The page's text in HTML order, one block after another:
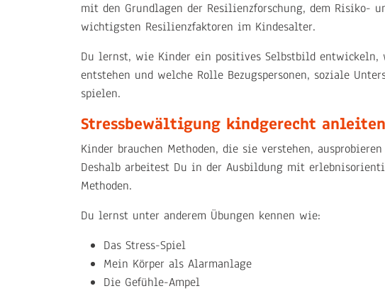
mit den Grundlagen der Resilienzforschung, dem Risiko-
wichtigsten Resilienzfaktoren im Kindesalter.
Du lernst, wie Kinder ein positives Selbstbild entwickeln,
entstehen und welche Rolle Bezugspersonen, soziale
spielen.
Stressbewältigung kindgerecht anleiten
Kinder brauchen Methoden, die sie verstehen,
Deshalb arbeitest Du in der Ausbildung mit
Methoden.
Du lernst unter anderem Übungen kennen wie:
Das Stress-Spiel
Mein Körper als Alarmanlage
Die Gefühle-Ampel